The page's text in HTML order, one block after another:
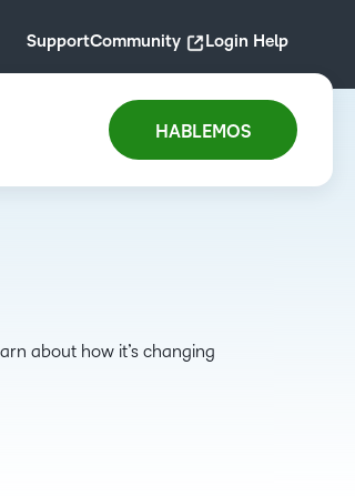
SupportCommunity Login Help
HABLEMOS
about how it’s changing